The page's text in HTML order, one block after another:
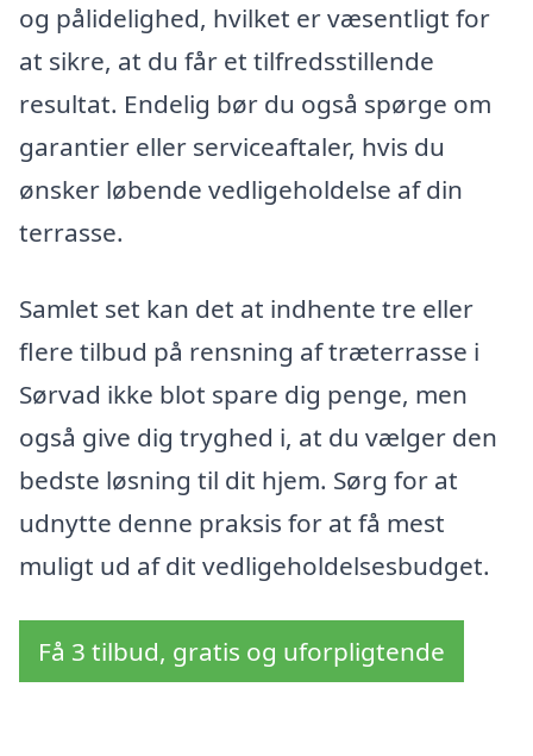
og pålidelighed, hvilket er væsentligt for
at sikre, at du får et tilfredsstillende
resultat. Endelig bør du også spørge om
garantier eller serviceaftaler, hvis du
ønsker løbende vedligeholdelse af din
terrasse.
Samlet set kan det at indhente tre eller
flere tilbud på rensning af træterrasse i
Sørvad ikke blot spare dig penge, men
også give dig tryghed i, at du vælger den
bedste løsning til dit hjem. Sørg for at
udnytte denne praksis for at få mest
muligt ud af dit vedligeholdelsesbudget.
Få 3 tilbud, gratis og uforpligtende